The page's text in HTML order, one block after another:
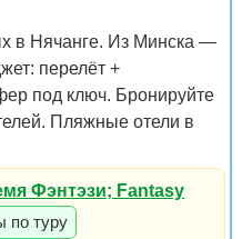
в Нячанге. Из Минска —
перелёт +
под ключ. Бронируйте
Пляжные отели в
Фэнтэзи; Fantasy
по туру